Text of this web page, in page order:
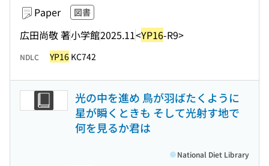
Paper 図書
広田尚敬 著小学館2025.11<YP16-R9>
NDLC YP16 KC742
光の中を進め 鳥が羽ばたくように
星が瞬くときも そして光射す地で
何を見るか君は
National Diet Library